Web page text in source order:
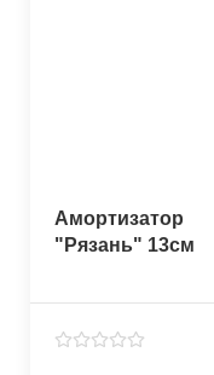
Амортизатор
"Рязань" 13см